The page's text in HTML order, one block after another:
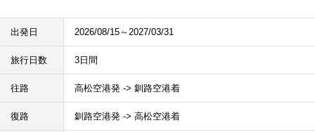
出発日 2026/08/15～2027/03/31
旅行日数 3日間
往路 高松空港発 -> 釧路空港着
復路 釧路空港発 -> 高松空港着